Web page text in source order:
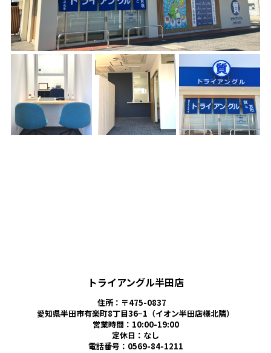
トライアングル半田店
住所：〒475-0837
愛知県半田市有楽町8丁目36−1（イオン半田店様北隣）
営業時間：10:00-19:00
定休日：なし
電話番号：0569-84-1211